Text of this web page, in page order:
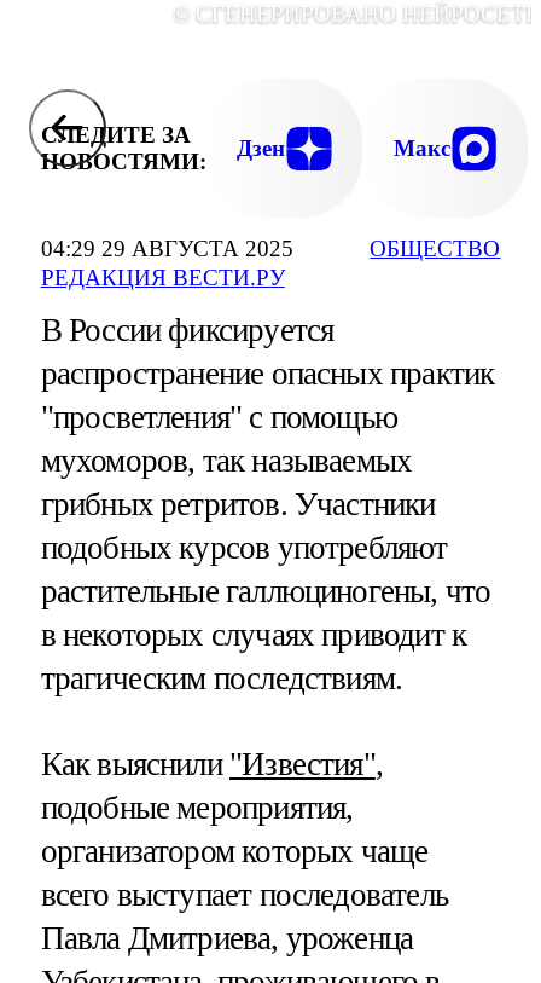
04:29 29 АВГУСТА 2025
РЕДАКЦИЯ ВЕСТИ.РУ
ОБЩЕСТВО
© СГЕНЕРИРОВАНО
СЛЕДИТЕ ЗА
НОВОСТЯМИ:
Дзен Макс
В России фиксируется
распространение опасных практик
"просветления" с помощью
мухоморов, так называемых
грибных ретритов. Участники
подобных курсов употребляют
растительные галлюциногены, что
в некоторых случаях приводит к
трагическим последствиям.
Как выяснили "Известия",
подобные мероприятия,
организатором которых чаще
всего выступает последователь
Павла Дмитриева, уроженца